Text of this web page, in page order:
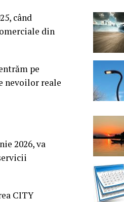
când
din
pe
nevoilor reale
2026, va
CITY